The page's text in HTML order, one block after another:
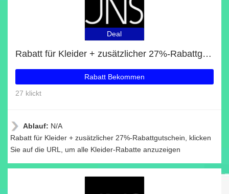
Deal
Rabatt für Kleider + zusätzlicher 27%-Rabattgutschein
Rabatt Bekommen
27 klickt
Ablauf: N/A
Rabatt für Kleider + zusätzlicher 27%-Rabattgutschein, klicken
Sie auf die URL, um alle Kleider-Rabatte anzuzeigen